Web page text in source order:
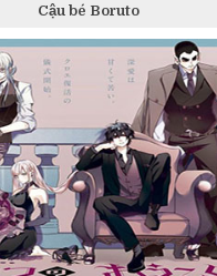
Cậu bé Boruto